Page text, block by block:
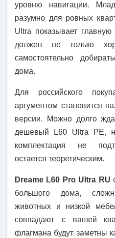
уровню навигации.
разумно для ровных
Ultra показывает
должен не только
самостоятельно
дома.
Для российского
аргументом становится
версии. Можно долго
дешевый L60 Ultra PE,
комплектация не
остается теоретическим.
Dreame L60 Pro Ultra RU
большого дома,
животных и низкой
совпадают с вашей
флагмана будут заметны